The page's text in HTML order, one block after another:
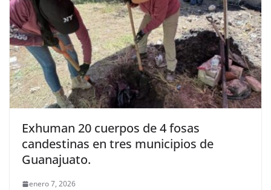
Exhuman 20 cuerpos de 4 fosas
candestinas en tres municipios de
Guanajuato.
enero 7, 2026